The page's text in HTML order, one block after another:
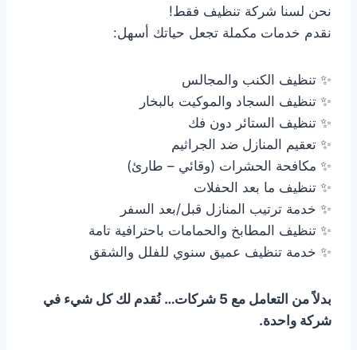
نحن لسنا شركة تنظيف فقط!
نقدم خدمات مكملة تجعل حياتك أسهل:
✨ تنظيف الكنب والمجالس
✨ تنظيف السجاد والموكيت بالبخار
✨ تنظيف الستائر دون فك
✨ تعقيم المنازل ضد الجراثيم
✨ مكافحة الحشرات (وقائي – طارئ)
✨ تنظيف ما بعد الحفلات
✨ خدمة ترتيب المنازل قبل/بعد السفر
✨ تنظيف المطابخ والحمامات باحترافية تامة
✨ خدمة تنظيف عميق سنوي للفلل والشقق
بدلاً من التعامل مع 5 شركات… نُقدم لك كل شيء في
شركة واحدة.